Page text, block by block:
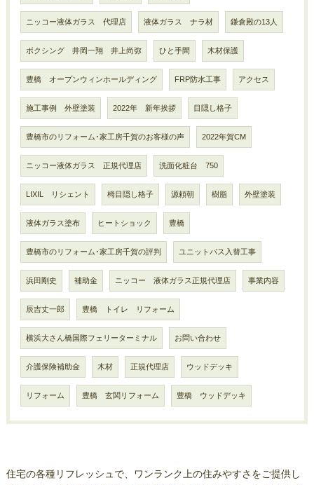
ニッコー液体ガラス 代理店 液体ガラス ナラ材 鎌倉殿の13人
ボクシング 井岡一翔 井上尚弥 ひと手間 木材保護
豊橋 オープンウィンホールディング FRP防水工事 アクセス
施工事例 外壁塗装 2022年 新年挨拶 目隠し格子
豊橋市のリフォーム･家工房千賀のお客様の声 2022年賀CM
ニッコー液体ガラス 正規代理店 洗面化粧台 750
LIXIL リシェント 栂目隠し格子 源頼朝 樹脂 外壁塗装
液体ガラス塗布 ヒートショック 豊橋
豊橋市のリフォーム･家工房千賀の評判 ユニットバス入替工事
浜田剛史 補助金 ニッコー 液体ガラス正規代理店 事業内容
辰吉丈一郎 豊橋 トイレ リフォーム
横浜大さん橋国際フェリーターミナル お問い合わせ
介護保険補助金 木材 正規代理店 ウッドデッキ
リフォーム 豊橋 玄関リフォーム 豊橋 ウッドデッキ
住宅の各種リフレッシュで、ワンランク上の住みやすさをご提供し